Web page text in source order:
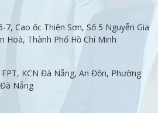
7, Cao ốc Thiên Sơn, Số 5 Nguyễn Gia
Hoà, Thành Phố Hồ Chí Minh
KCN Đà Nẵng, An Đồn, Phường
Nẵng